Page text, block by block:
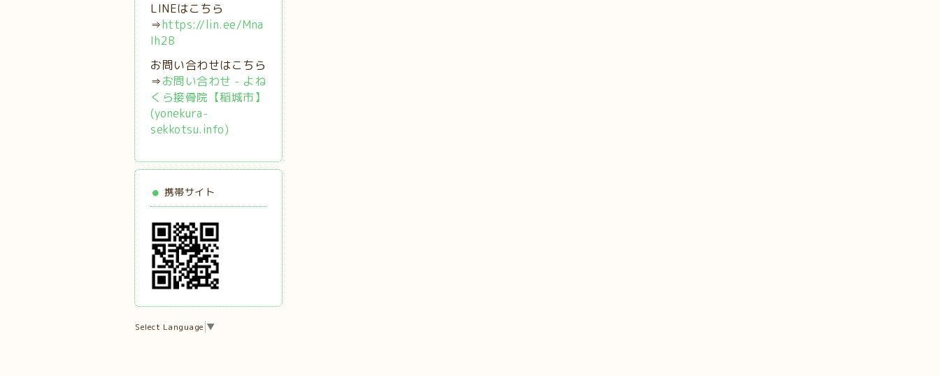
LINEはこちら
⇒https://lin.ee/Mna
Ih2B
お問い合わせはこちら
⇒お問い合わせ - よね
くら接骨院【稲城市】
(yonekura-
sekkotsu.info)
携帯サイト
Select Language ▼